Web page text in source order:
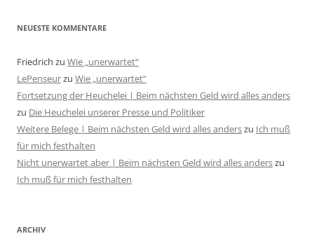
NEUESTE KOMMENTARE
Friedrich zu Wie „unerwartet“
LePenseurzu Wie „unerwartet“
Fortsetzung der Heuchelei | Beim nächsten Geld wird alles anders
zu Die Heuchelei unserer Presse und Politiker
Weitere Belege | Beim nächsten Geld wird alles anderszu Ich muß
für mich festhalten
Nicht unerwartet aber | Beim nächsten Geld wird alles anderszu
Ich muß für mich festhalten
ARCHIV